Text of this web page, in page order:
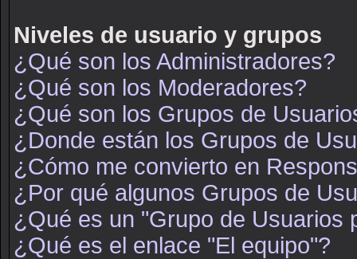
Niveles de usuario y grupos
¿Qué son los Administradores?
¿Qué son los Moderadores?
¿Qué son los Grupos de
¿Donde están los Grupos de
¿Cómo me convierto en
¿Por qué algunos Grupos de
¿Qué es un "Grupo de Usuarios
¿Qué es el enlace "El equipo"?